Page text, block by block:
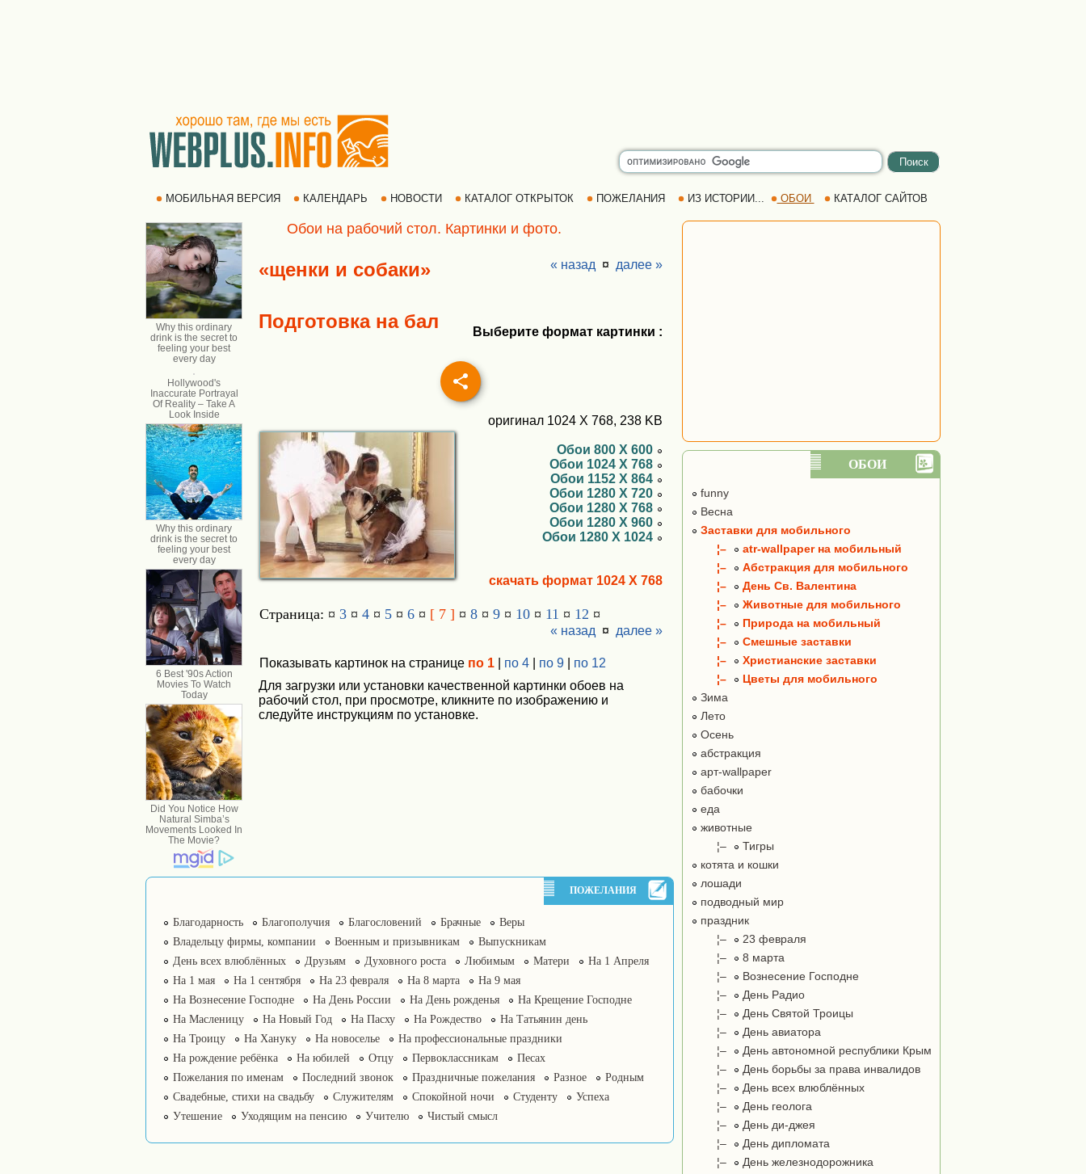
МОБИЛЬНАЯ ВЕРСИЯ КАЛЕНДАРЬ НОВОСТИ КАТАЛОГ ОТКРЫТОК ПОЖЕЛАНИЯ ИЗ ИСТОРИИ... ОБОИ КАТАЛОГ САЙТОВ
Обои на рабочий стол. Картинки и фото.
«щенки и собаки» « назад ¤ далее »
Подготовка на бал Выберите формат картинки :
оригинал 1024 X 768, 238 KB
Обои 800 X 600
Обои 1024 X 768
Обои 1152 X 864
Обои 1280 X 720
Обои 1280 X 768
Обои 1280 X 960
Обои 1280 X 1024
скачать формат 1024 X 768
Страница: ¤ 3 ¤ 4 ¤ 5 ¤ 6 ¤ [ 7 ] ¤ 8 ¤ 9 ¤ 10 ¤ 11 ¤ 12 ¤
« назад ¤ далее »
Показывать картинок на странице по 1 по 4 по 9
по 12
Для загрузки или установки качественной картинки обоев на
рабочий стол, при просмотре, кликните по изображению и
следуйте инструкциям по установке.
ПОЖЕЛАНИЯ
Благодарность Благополучия Благословений Брачные
Веры
Владельцу фирмы, компании
Военным и призывникам
Выпускникам
День всех влюблённых
Друзьям Духовного роста Любимым Матери
На 1 Апреля
На 1 мая
На 1 сентября На 23 февраля На 8 марта
На 9 мая
На Вознесение Господне
На День России На День рожденья
На Крещение Господне
На Масленицу
На Новый Год На Пасху На Рождество
На Татьянин день
На Троицу
На Хануку На новоселье
На профессиональные праздники
На рождение ребёнка
На юбилей Отцу Первоклассникам
Песах
Пожелания по именам
Последний звонок Праздничные пожелания Разное
Родным
Свадебные, стихи на свадьбу
Служителям Спокойной ночи Студенту
Успеха
Утешение
Уходящим на пенсию Учителю Чистый смысл
ОБОИ
funny
Весна
Заставки для мобильного
¦–
atr-wallpaper на мобильный
¦–
Абстракция для мобильного
¦–
День Св. Валентина
¦–
Животные для мобильного
¦–
Природа на мобильный
¦–
Смешные заставки
¦–
Христианские заставки
¦–
Цветы для мобильного
Зима
Лето
Осень
абстракция
арт-wallpaper
бабочки
еда
животные
¦–
Тигры
котята и кошки
лошади
подводный мир
праздник
¦–
23 февраля
¦–
8 марта
¦–
Вознесение Господне
¦–
День Радио
¦–
День Святой Троицы
¦–
День авиатора
¦–
День автономной республики Крым
¦–
День борьбы за права инвалидов
¦–
День всех влюблённых
¦–
День геолога
¦–
День ди-джея
¦–
День дипломата
¦–
День железнодорожника